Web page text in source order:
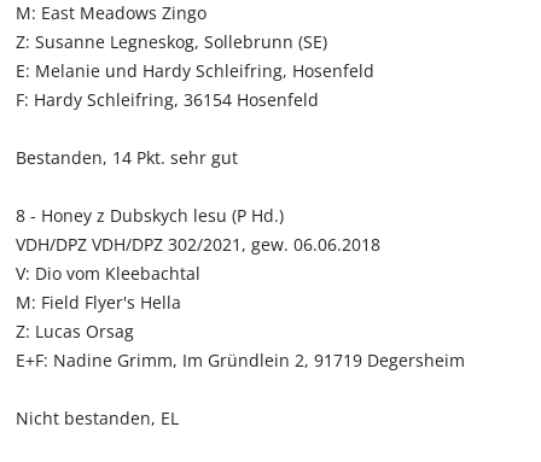
M: East Meadows Zingo
Z: Susanne Legneskog, Sollebrunn (SE)
E: Melanie und Hardy Schleifring, Hosenfeld
F: Hardy Schleifring, 36154 Hosenfeld
Bestanden, 14 Pkt. sehr gut
8 - Honey z Dubskych lesu (P Hd.)
VDH/DPZ VDH/DPZ 302/2021, gew. 06.06.2018
V: Dio vom Kleebachtal
M: Field Flyer's Hella
Z: Lucas Orsag
E+F: Nadine Grimm, Im Gründlein 2, 91719 Degersheim
Nicht bestanden, EL